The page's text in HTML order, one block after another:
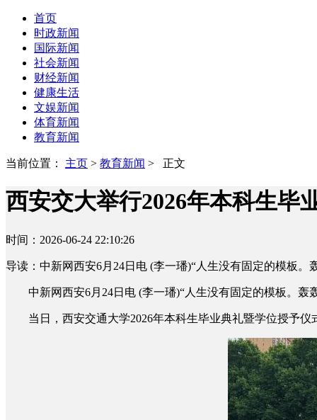
首页
时政新闻
国际新闻
社会新闻
财经新闻
健康生活
文娱新闻
体育新闻
教育新闻
当前位置： 主页 > 教育新闻 > 正文
西安交大举行2026年本科生毕
时间：2026-06-24 22:10:26
导读：中新网西安6月24日电 (李一璠)“人生没有固定的模板
中新网西安6月24日电 (李一璠)“人生没有固定的模板。轰
当日，西安交通大学2026年本科生毕业典礼暨学位授予仪